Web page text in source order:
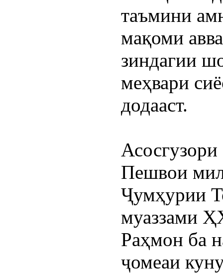
таъмини
мақоми
зиндагии
меҳвари
додааст.
Пешвои
Ҷумҳурии
муаззами
Раҳмон ба
ҷомеаи